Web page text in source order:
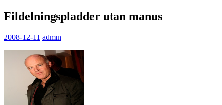
Fildelningspladder utan manus
2008-12-11 admin